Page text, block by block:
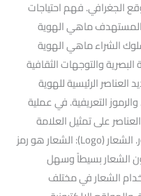
الجغرافي. فهم احتياجات
المستهدف ماهي الهوية
الشراء ماهي الهوية
والتوجهات الثقافية
العناصر الرئيسية للهوية
التعريفية. في عملية
على تمثيل العلامة
التجارية وتعزيز التعرف عليها بين الجمهور. الشعار (Logo): الشعار هو رمز
الشعار بسيطاً وسهل
الشعار في مختلف